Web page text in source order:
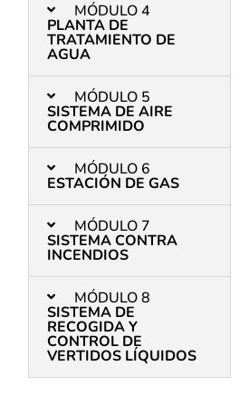
MÓDULO 4
PLANTA DE
TRATAMIENTO DE
AGUA
MÓDULO 5
SISTEMA DE AIRE
COMPRIMIDO
MÓDULO 6
ESTACIÓN DE GAS
MÓDULO 7
SISTEMA CONTRA
INCENDIOS
MÓDULO 8
SISTEMA DE
RECOGIDA Y
CONTROL DE
VERTIDOS LÍQUIDOS